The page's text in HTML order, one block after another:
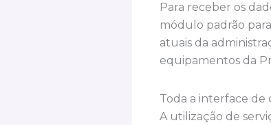
Para receber os
módulo padrão
atuais da
equipamentos da
Toda a interface de
A utilização de